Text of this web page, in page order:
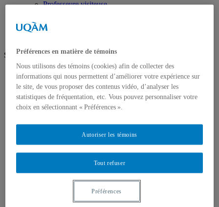
Professeure visiteuse
Ressources pour l'équipe
Suivez-nous
twitter
youtube
linkedin
instagram
Futurs étudiants
Étudier le droit au DSJ
Étudiants autochtones
Étudiants
Portail étudiant
Ressources essentielles
Choix de cours (Bac en droit)
Préférences en matière de témoins
Nous utilisons des témoins (cookies) afin de collecter des
informations qui nous permettent d’améliorer votre expérience sur
le site, de vous proposer des contenus vidéo, d’analyser les
statistiques de fréquentation, etc. Vous pouvez personnaliser votre
choix en sélectionnant « Préférences ».
Tout refuser
Autoriser les témoins
Préférences